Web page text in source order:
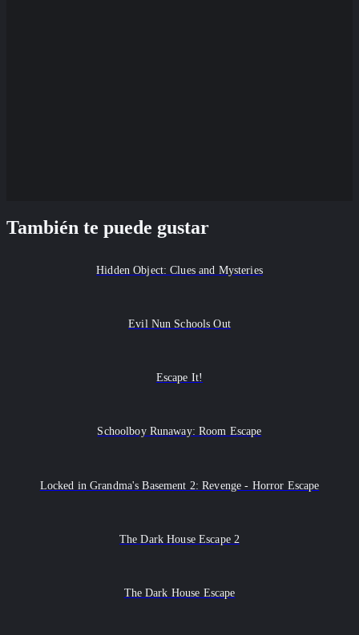
También te puede gustar
Hidden Object: Clues and Mysteries
Evil Nun Schools Out
Escape It!
Schoolboy Runaway: Room Escape
Locked in Grandma's Basement 2: Revenge - Horror Escape
The Dark House Escape 2
The Dark House Escape